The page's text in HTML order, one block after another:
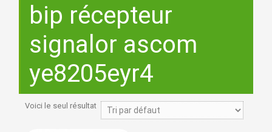
bip récepteur
signalor ascom
ye8205eyr4
Voici le seul résultat